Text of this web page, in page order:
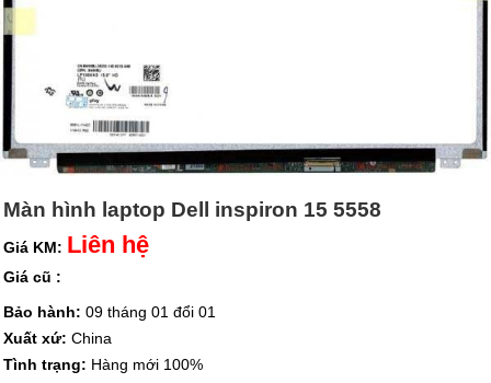
Màn hình laptop Dell inspiron 15 5558
Giá KM: Liên hệ
Giá cũ :
Bảo hành: 09 tháng 01 đổi 01
Xuất xứ: China
Tình trạng: Hàng mới 100%